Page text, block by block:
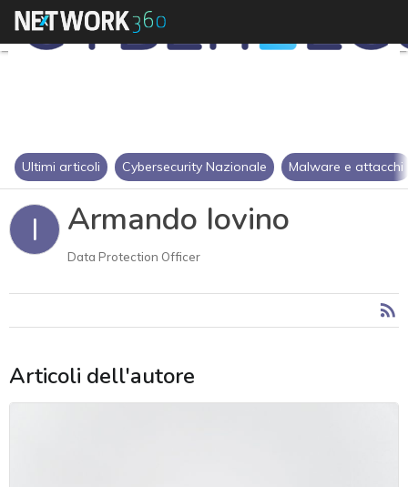
Ultimi articoli Cybersecurity Nazionale Malware e attacchi
I Armando Iovino
Data Protection Officer
Articoli dell'autore